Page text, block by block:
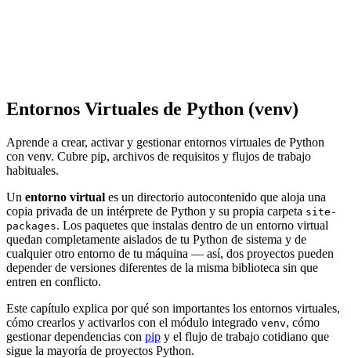
Entornos Virtuales de Python (venv)
Aprende a crear, activar y gestionar entornos virtuales de Python
con venv. Cubre pip, archivos de requisitos y flujos de trabajo
habituales.
Un entorno virtual es un directorio autocontenido que aloja una
copia privada de un intérprete de Python y su propia carpeta site-
packages. Los paquetes que instalas dentro de un entorno virtual
quedan completamente aislados de tu Python de sistema y de
cualquier otro entorno de tu máquina — así, dos proyectos pueden
depender de versiones diferentes de la misma biblioteca sin que
entren en conflicto.
Este capítulo explica por qué son importantes los entornos virtuales,
cómo crearlos y activarlos con el módulo integrado venv, cómo
gestionar dependencias con pip y el flujo de trabajo cotidiano que
sigue la mayoría de proyectos Python.